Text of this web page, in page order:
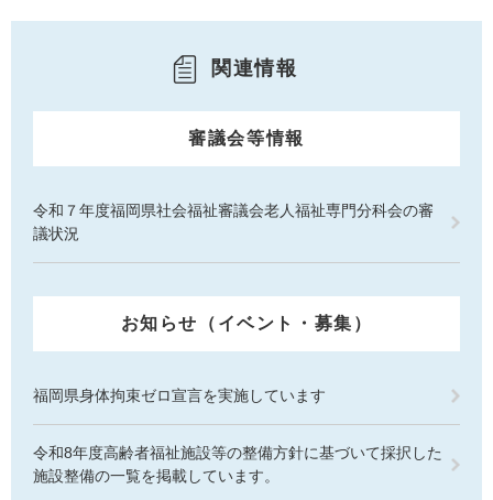
関連情報
審議会等情報
令和７年度福岡県社会福祉審議会老人福祉専門分科会の審
議状況
お知らせ（イベント・募集）
福岡県身体拘束ゼロ宣言を実施しています
令和8年度高齢者福祉施設等の整備方針に基づいて採択した
施設整備の一覧を掲載しています。